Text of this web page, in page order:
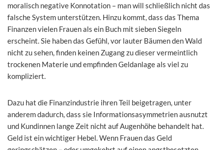
moralisch negative Konnotation – man will schließlich nicht das
falsche System unterstützen. Hinzu kommt, dass das Thema
Finanzen vielen Frauen als ein Buch mit sieben Siegeln
erscheint. Sie haben das Gefühl, vor lauter Bäumen den Wald
nicht zu sehen, finden keinen Zugang zu dieser vermeintlich
trockenen Materie und empfinden Geldanlage als viel zu
kompliziert.
Dazu hat die Finanzindustrie ihren Teil beigetragen, unter
anderem dadurch, dass sie Informationsasymmetrien ausnutzt
und Kundinnen lange Zeit nicht auf Augenhöhe behandelt hat.
Geld ist ein wichtiger Hebel. Wenn Frauen das Geld